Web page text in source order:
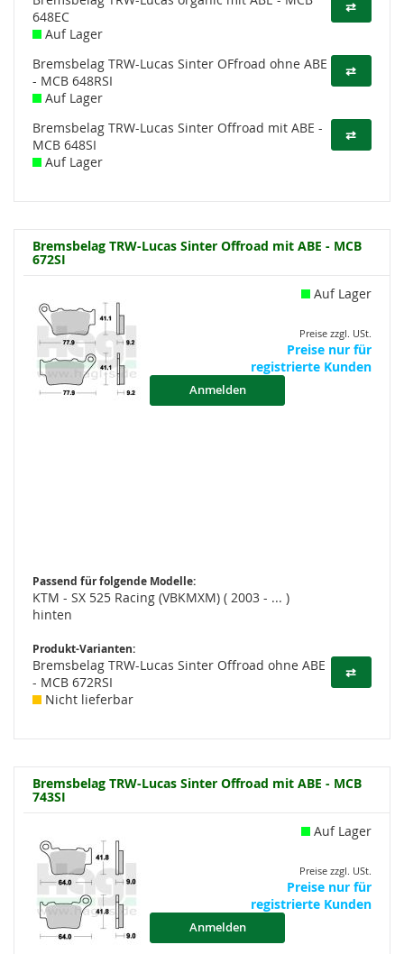
⇄
648EC
Auf Lager
⇄
Bremsbelag TRW-Lucas Sinter OFfroad ohne ABE
- MCB 648RSI
Auf Lager
⇄
Bremsbelag TRW-Lucas Sinter Offroad mit ABE -
MCB 648SI
Auf Lager
Bremsbelag TRW-Lucas Sinter Offroad mit ABE - MCB
672SI
Auf Lager
Preise zzgl. USt.
Preise nur für
registrierte Kunden
Anmelden
Passend für folgende Modelle:
KTM - SX 525 Racing (VBKMXM) ( 2003 - ... )
hinten
Produkt-Varianten:
⇄
Bremsbelag TRW-Lucas Sinter Offroad ohne ABE
- MCB 672RSI
Nicht lieferbar
Bremsbelag TRW-Lucas Sinter Offroad mit ABE - MCB
743SI
Auf Lager
Preise zzgl. USt.
Preise nur für
registrierte Kunden
Anmelden